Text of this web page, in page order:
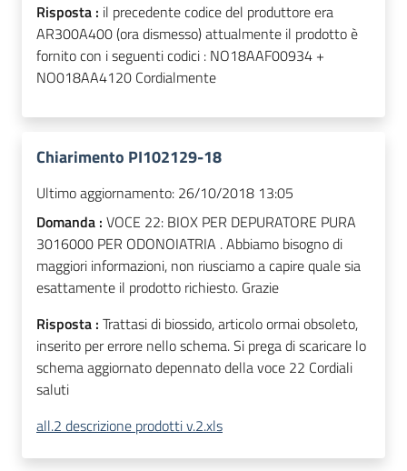
Risposta : il precedente codice del produttore era
AR300A400 (ora dismesso) attualmente il prodotto è
fornito con i seguenti codici : NO18AAF00934 +
NO018AA4120 Cordialmente
Chiarimento PI102129-18
Ultimo aggiornamento: 26/10/2018 13:05
Domanda : VOCE 22: BIOX PER DEPURATORE PURA
3016000 PER ODONOIATRIA . Abbiamo bisogno di
maggiori informazioni, non riusciamo a capire quale sia
esattamente il prodotto richiesto. Grazie
Risposta : Trattasi di biossido, articolo ormai obsoleto,
inserito per errore nello schema. Si prega di scaricare lo
schema aggiornato depennato della voce 22 Cordiali
saluti
all.2 descrizione prodotti v.2.xls